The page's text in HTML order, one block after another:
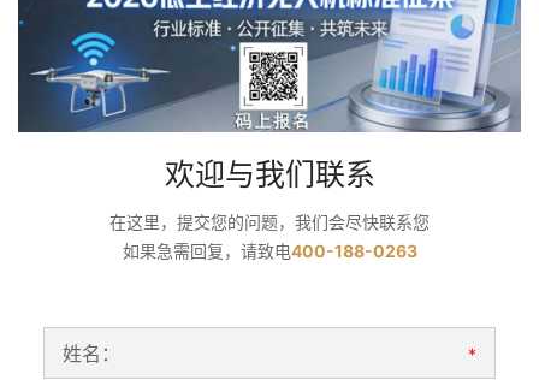
欢迎与我们联系
在这里，提交您的问题，我们会尽快联系您
如果急需回复，请致电400-188-0263
姓名： *